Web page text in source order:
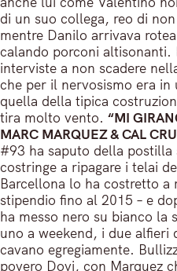
di un suo collega, reo di
mentre Danilo arrivava
calando porconi altisonanti.
interviste a non scadere
che per il nervosismo era in
quella della tipica
tira molto vento. “MI
MARC MARQUEZ & CAL
#93 ha saputo della
costringe a ripagare i telai
Barcellona lo ha costretto a
stipendio fino al 2015 – e
ha messo nero su bianco la
uno a weekend, i due alfieri
cavano egregiamente.
povero Dovi, con Marquez